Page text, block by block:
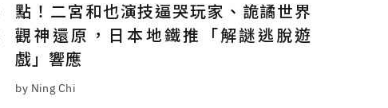
點！二宮和也演技逼哭玩家、詭譎世界
觀神還原，日本地鐵推「解謎逃脫遊
戲」響應
by Ning Chi